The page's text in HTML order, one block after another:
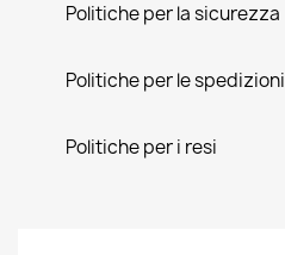
Politiche per la sicurezza
Politiche per le spedizioni
Politiche per i resi